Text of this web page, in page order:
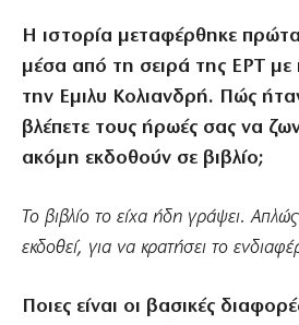
Η ιστορία μεταφέρθηκε
μέσα από τη σειρά της ΕΡΤ με
την Εμιλυ Κολιανδρή. Πώς
βλέπετε τους ήρωές σας να
ακόμη εκδοθούν σε βιβλίο;
Το βιβλίο το είχα ήδη γράψει.
εκδοθεί, για να κρατήσει το
Ποιες είναι οι βασικές